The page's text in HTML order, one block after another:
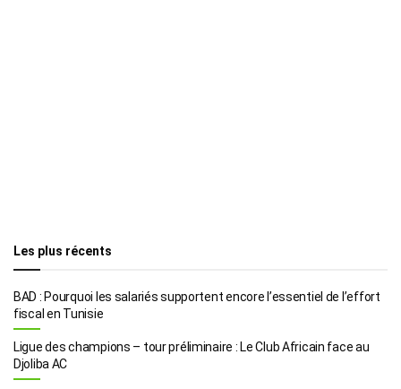
Les plus récents
BAD : Pourquoi les salariés supportent encore l’essentiel de l’effort
fiscal en Tunisie
Ligue des champions – tour préliminaire : Le Club Africain face au
Djoliba AC